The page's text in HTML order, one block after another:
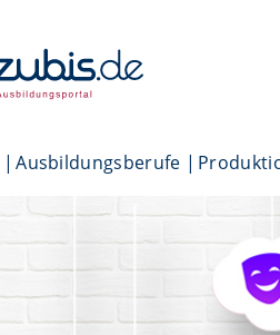
Ausbildungsberufe